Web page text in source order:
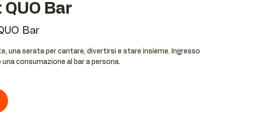
QUO Bar
Bar
una serata per cantare, divertirsi e stare insieme. Ingresso
consumazione al bar a persona.